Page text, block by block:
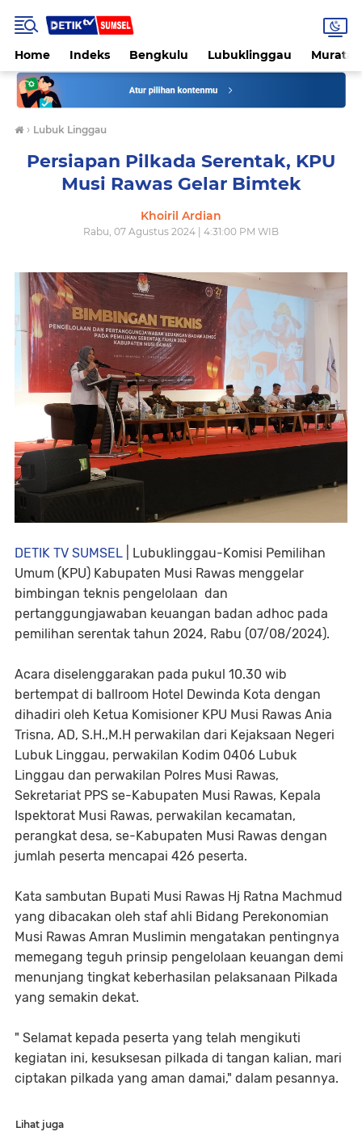
Home Indeks Bengkulu Lubuklinggau
› Lubuk Linggau
Persiapan Pilkada Serentak, KPU
Musi Rawas Gelar Bimtek
Khoiril Ardian
Rabu, 07 Agustus 2024 | 4:31:00 PM WIB
DETIK TV SUMSEL | Lubuklinggau-Komisi Pemilihan
Umum (KPU) Kabupaten Musi Rawas menggelar
bimbingan teknis pengelolaan dan
pertanggungjawaban keuangan badan adhoc pada
pemilihan serentak tahun 2024, Rabu (07/08/2024).
Acara diselenggarakan pada pukul 10.30 wib
bertempat di ballroom Hotel Dewinda Kota dengan
dihadiri oleh Ketua Komisioner KPU Musi Rawas Ania
Trisna, AD, S.H.,M.H perwakilan dari Kejaksaan Negeri
Lubuk Linggau, perwakilan Kodim 0406 Lubuk
Linggau dan perwakilan Polres Musi Rawas,
Sekretariat PPS se-Kabupaten Musi Rawas, Kepala
Ispektorat Musi Rawas, perwakilan kecamatan,
perangkat desa, se-Kabupaten Musi Rawas dengan
jumlah peserta mencapai 426 peserta.
Kata sambutan Bupati Musi Rawas Hj Ratna Machmud
yang dibacakan oleh staf ahli Bidang Perekonomian
Musi Rawas Amran Muslimin mengatakan pentingnya
memegang teguh prinsip pengelolaan keuangan demi
menunjang tingkat keberhasilan pelaksanaan Pilkada
yang semakin dekat.
" Selamat kepada peserta yang telah mengikuti
kegiatan ini, kesuksesan pilkada di tangan kalian, mari
ciptakan pilkada yang aman damai," dalam pesannya.
Lihat juga